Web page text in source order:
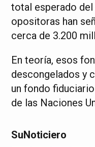
total esperado
opositoras han
cerca de 3.200
En teoría, esos
descongelados y
un fondo
de las Naciones
SuNoticiero